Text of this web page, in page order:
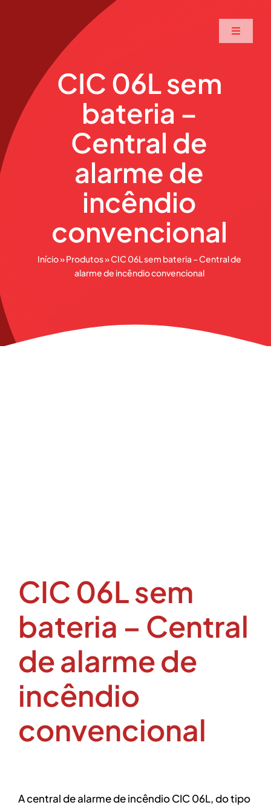
Toggle
A Maxtec
Serviços
Soluções
Produtos
Parceiros
CIC 06L sem
bateria –
Central de
alarme de
incêndio
convencional
Início»Produtos»CIC 06L sem bateria – Central de
alarme de incêndio convencional
CIC 06L sem
bateria – Central
de alarme de
incêndio
convencional
A central de alarme de incêndio CIC 06L, do tipo